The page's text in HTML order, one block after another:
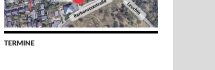
TERMINE